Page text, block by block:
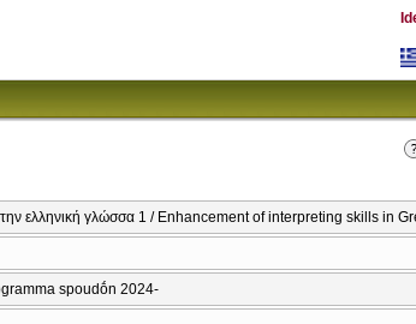
ελληνική γλώσσα 1 / Enhancement of interpreting skills in
spoudṓn 2024-